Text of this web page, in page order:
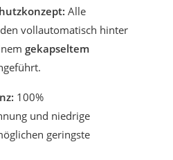
Alle
vollautomatisch hinter
gekapseltem
100%
und niedrige
geringste